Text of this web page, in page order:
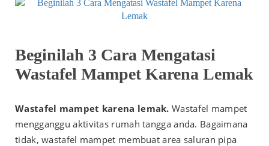
Beginilah 3 Cara Mengatasi
Wastafel Mampet Karena Lemak
Wastafel mampet karena lemak. Wastafel mampet
mengganggu aktivitas rumah tangga anda. Bagaimana
tidak, wastafel mampet membuat area saluran pipa